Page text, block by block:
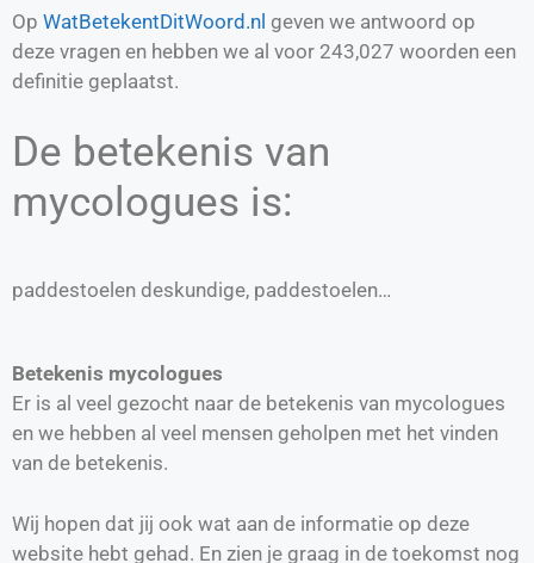
Op WatBetekentDitWoord.nl geven we antwoord op
deze vragen en hebben we al voor 243,027 woorden een
definitie geplaatst.
De betekenis van
mycologues is:
paddestoelen deskundige, paddestoelen…
Betekenis mycologues
Er is al veel gezocht naar de betekenis van mycologues
en we hebben al veel mensen geholpen met het vinden
van de betekenis.
Wij hopen dat jij ook wat aan de informatie op deze
website hebt gehad. En zien je graag in de toekomst nog